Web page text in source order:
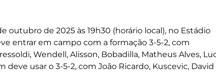
outubro de 2025 às 19h30 (horário local), no Estádio
entrar em campo com a formação 3-5-2, com
Wendell, Alisson, Bobadilla, Matheus Alves,
usar o 3-5-2, com João Ricardo, Kuscevic, David